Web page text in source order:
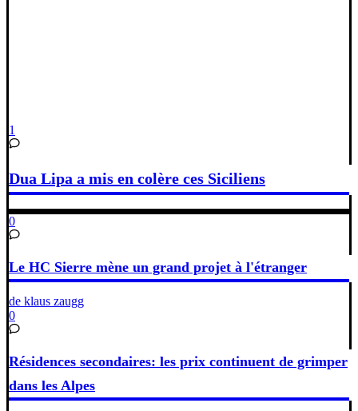
1
Dua Lipa a mis en colère ces Siciliens
0
Le HC Sierre mène un grand projet à l'étranger
de klaus zaugg
0
Résidences secondaires: les prix continuent de grimper
dans les Alpes